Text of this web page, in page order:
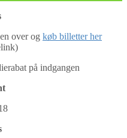
over og køb billetter her
på indgangen